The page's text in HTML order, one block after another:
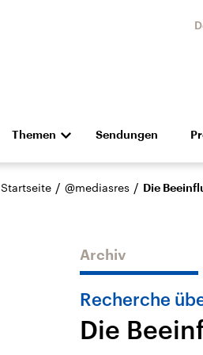
Themen
Die Nachrichten Politik
Hörspiel und Feature Musik
Landtagswahl Sachsen-
USA
Sendungen
Startseite / @mediasres / Die
Archiv
Recherche
Die